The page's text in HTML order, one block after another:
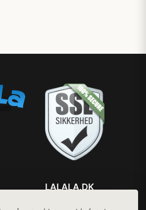
LALALA.DK